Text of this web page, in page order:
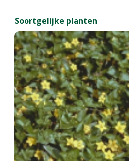
Soortgelijke planten